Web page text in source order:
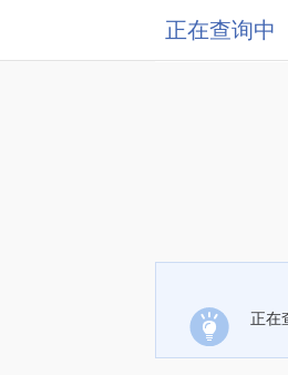
正在查询中
正在